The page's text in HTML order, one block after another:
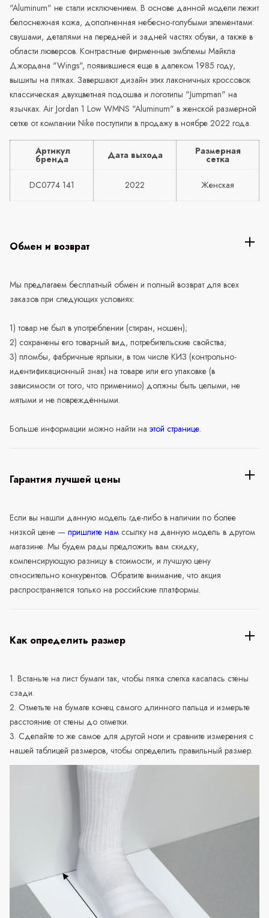
"Aluminum" не стали исключением. В основе данной модели лежит
белоснежная кожа, дополненная небесно-голубыми элементами:
свушами, деталями на передней и задней частях обуви, а также в
области люверсов. Контрастные фирменные эмблемы Майкла
Джордана "Wings", появившиеся еще в далеком 1985 году,
вышиты на пятках. Завершают дизайн этих лаконичных кроссовок
классическая двухцветная подошва и логотипы "Jumpman" на
язычках. Air Jordan 1 Low WMNS "Aluminum" в женской размерной
сетке от компании Nike поступили в продажу в ноябре 2022 года.
Артикул
бренда Дата выхода Размерная
сетка
DC0774 141 2022 Женская
Обмен и возврат
Мы предлагаем бесплатный обмен и полный возврат для всех
заказов при следующих условиях:
1) товар не был в употреблении (стиран, ношен);
2) сохранены его товарный вид, потребительские свойства;
3) пломбы, фабричные ярлыки, в том числе КИЗ (контрольно-
идентификационный знак) на товаре или его упаковке (в
зависимости от того, что применимо) должны быть целыми, не
мятыми и не повреждёнными.
Больше информации можно найти на этой странице.
Гарантия лучшей цены
Если вы нашли данную модель где-либо в наличии по более
низкой цене — пришлите нам ссылку на данную модель в другом
магазине. Мы будем рады предложить вам скидку,
компенсирующую разницу в стоимости, и лучшую цену
относительно конкурентов. Обратите внимание, что акция
распространяется только на российские платформы.
Как определить размер
1. Встаньте на лист бумаги так, чтобы пятка слегка касалась стены
сзади.
2. Отметьте на бумаге конец самого длинного пальца и измерьте
расстояние от стены до отметки.
3. Сделайте то же самое для другой ноги и сравните измерения с
нашей таблицей размеров, чтобы определить правильный размер.